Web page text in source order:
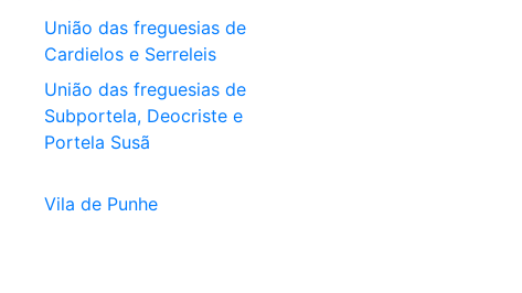
União das freguesias de
Cardielos e Serreleis
União das freguesias de
Subportela, Deocriste e
Portela Susã
Vila de Punhe